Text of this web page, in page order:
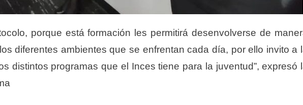
porque está formación les permitirá desenvolverse de
diferentes ambientes que se enfrentan cada día, por ello invito a
distintos programas que el Inces tiene para la juventud”, expresó